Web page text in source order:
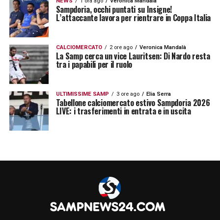
la mia prima partita che non è mai facile.
Venivamo da una contestazione a Frosinone
dopo una sconfitta per 3-0 e quello che mi
rimane dentro è la mia prima riunione
tecnica prima del Venezia. Ho disegnato su
un foglio bianco un grande cuore e dentro
questo cuore ho messo tutti i nomi dei
giocatori della Sampdoria. La prima cosa
che ho detto è che tutti noi dobbiamo
che, tornando indietro ad una settimana fa,
la cosa più bella ed irripetibile è passare
quei momenti che in genere passi da
giocatore. Io li ho passati ma non ho mai
Sampdoria, occhi puntati su Insigne!
L’attaccante lavora per rientrare in Coppa Italia
CALCIOMERCATO 2 ore ago Veronica Mandalà
La Samp cerca un vice Lauritsen: Di Nardo resta
tra i papabili per il ruolo
ULTIMISSIME SAMP 3 ore ago Elia Serra
Tabellone calciomercato estivo Sampdoria 2026
LIVE: i trasferimenti in entrata e in uscita